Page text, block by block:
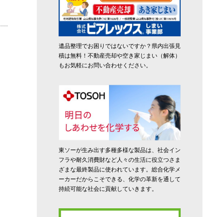
遺品整理でお困りではないですか？県内出張見
積は無料！不動産売却や空き家じまい（解体）
もお気軽にお問い合わせください。
東ソーが生み出す多種多様な製品は、社会イン
フラや耐久消費財など人々の生活に役立つさま
ざまな最終製品に使われています。総合化学メ
ーカーだからこそできる、化学の革新を通して
持続可能な社会に貢献していきます。